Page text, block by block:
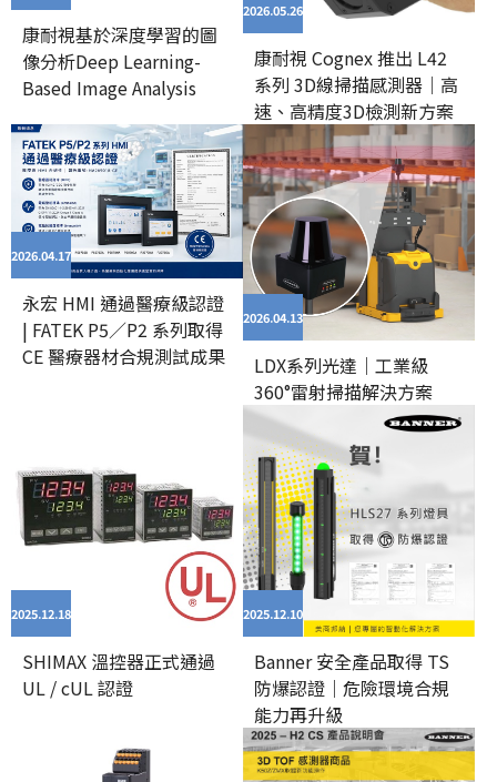
康耐視基於深度學習的圖
像分析Deep Learning-
Based Image Analysis
2026.0526
康耐視 Cognex 推出 L42
系列 3D線掃描感測器｜高
速、高精度3D檢測新方案
2026.04 17
永宏 HMI 通過醫療級認證
| FATEK P5／P2 系列取得
CE 醫療器材合規測試成果
2026.04 13
LDX系列光達｜工業級
360°雷射掃描解決方案
2025.12 18
SHIMAX 溫控器正式通過
UL / cUL 認證
2025.12 10
Banner 安全產品取得 TS
防爆認證｜危險環境合規
能力再升級